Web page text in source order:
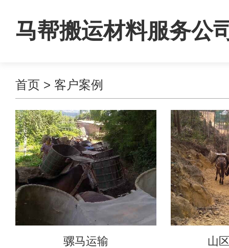
马帮搬运材料服务公
首页 > 客户案例
骡马运输 山